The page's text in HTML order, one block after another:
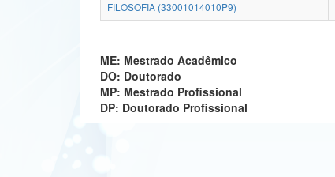
FILOSOFIA (33001014010P9)
ME: Mestrado Acadêmico
DO: Doutorado
MP: Mestrado Profissional
DP: Doutorado Profissional